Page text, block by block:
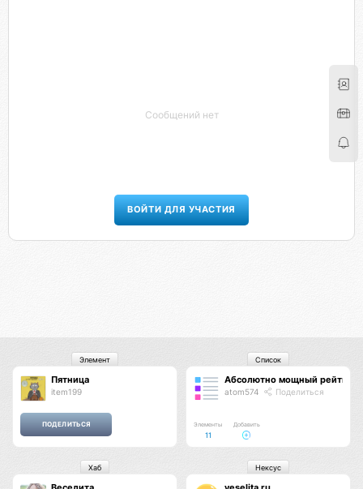
Сообщений нет
ВОЙТИ ДЛЯ УЧАСТИЯ
Пятница
item199
Элемент
Абсолютно мощный рейтинг
atom574 Поделиться
Элементы
11
Добавить
Список
Хаб Нексус